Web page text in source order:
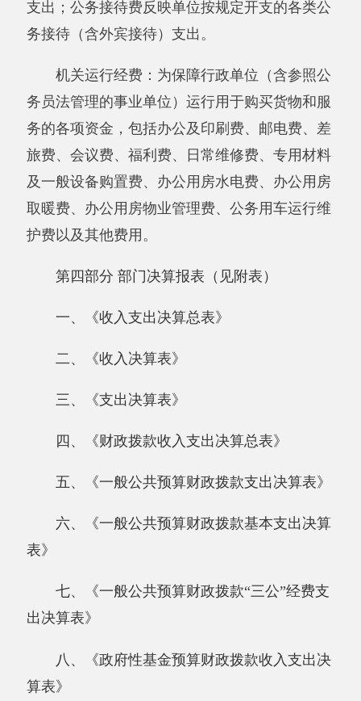
编：845550
地 址：新疆阿克陶县文化东路188号
新公网安备65302202000102号 新ICP备
12003422号 关于我们